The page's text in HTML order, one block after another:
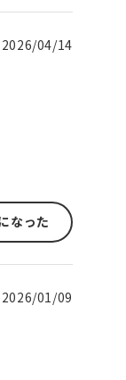
2026/04/14
なった
2026/01/09